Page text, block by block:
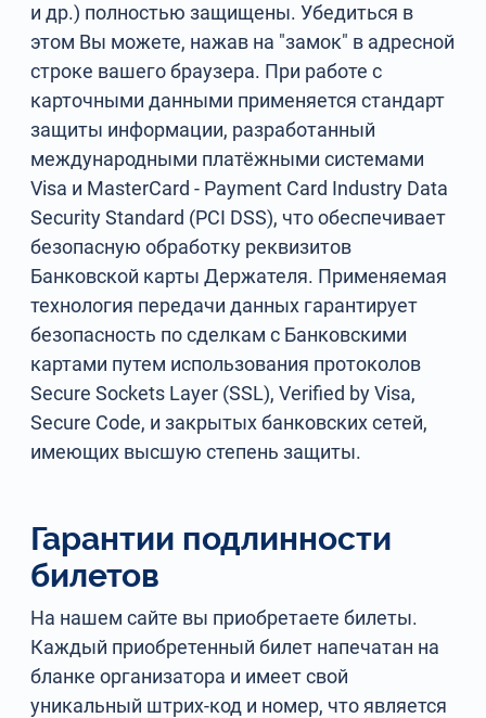
и др.) полностью защищены. Убедиться в
этом Вы можете, нажав на "замок" в адресной
строке вашего браузера. При работе с
карточными данными применяется стандарт
защиты информации, разработанный
международными платёжными системами
Visa и MasterCard - Payment Card Industry Data
Security Standard (PCI DSS), что обеспечивает
безопасную обработку реквизитов
Банковской карты Держателя. Применяемая
технология передачи данных гарантирует
безопасность по сделкам с Банковскими
картами путем использования протоколов
Secure Sockets Layer (SSL), Verified by Visa,
Secure Code, и закрытых банковских сетей,
имеющих высшую степень защиты.
Гарантии подлинности
билетов
На нашем сайте вы приобретаете билеты.
Каждый приобретенный билет напечатан на
бланке организатора и имеет свой
уникальный штрих-код и номер, что является